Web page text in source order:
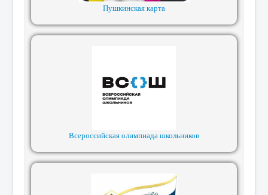
Пушкинская карта
Всероссийская олимпиада школьников